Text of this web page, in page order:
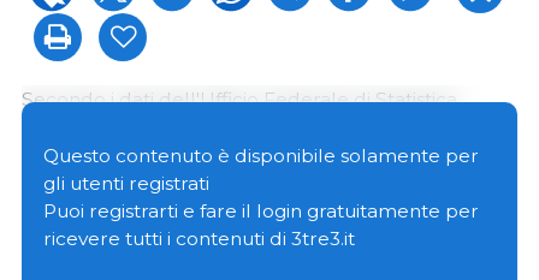
Secondo i dati dell'Ufficio Federale di Statistica
prodotto quasi il 17% in più di prodotti di origine
vegetale alternativi alla carne
precedente, e anche la produzione è aumentata del
62,2% rispetto al 2019. Nel 2021 sono state prodotte
Questo contenuto è disponibile solamente per
gli utenti registrati
Puoi registrarti e fare il login gratuitamente per
ricevere tutti i contenuti di 3tre3.it